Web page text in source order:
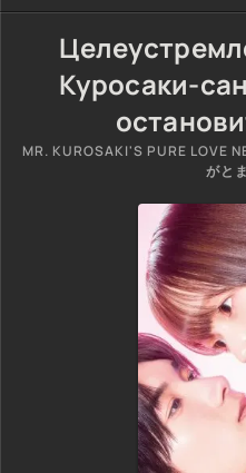
Куросаки-
MR. KUROSAKI'S PURE LOVE
がと